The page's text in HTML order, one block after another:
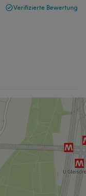
Verifizierte Bewertung